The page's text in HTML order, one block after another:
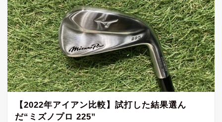
【2022年アイアン比較】試打した結果選ん
だ“ミズノプロ 225”